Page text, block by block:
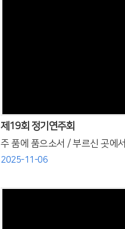
제19회 정기연주회
주 품에 품으소서 / 부르신 곳에서
2025-11-06